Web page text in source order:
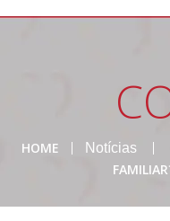
HOME Notícias